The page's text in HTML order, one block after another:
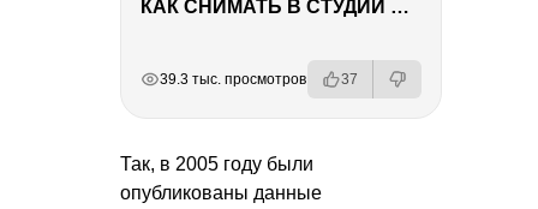
КАК СНИМАТЬ В СТУДИИ СО ВСПЫШКАМИ
39.3 тыс. просмотров 37
Так, в 2005 году были
опубликованы данные